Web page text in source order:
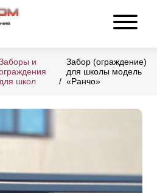
и
для школ
Забор (ограждение)
для школы модель
«Ранчо»